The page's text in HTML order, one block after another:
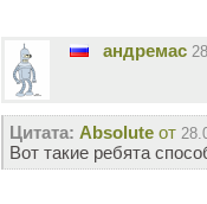
андремас
Цитата: Absolute от
Вот такие ребята